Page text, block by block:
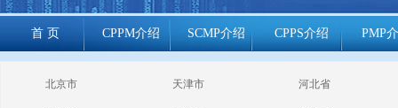
首 页 CPPM介绍 SCMP介绍 CPPS介绍 PMP
cppm报考常见
问题
北京市 天津市 河北省